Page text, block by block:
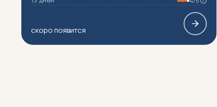
скоро появится